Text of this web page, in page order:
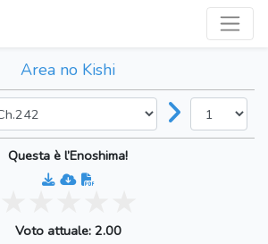
Area no Kishi
Questa è l’Enoshima!
Voto attuale: 2.00